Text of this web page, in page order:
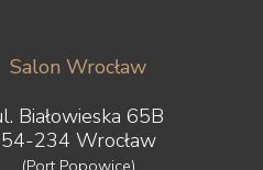
Salon Wrocław
Białowieska 65B
54-234 Wrocław